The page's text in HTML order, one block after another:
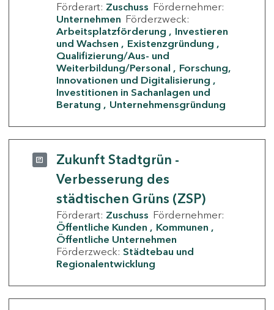
Förderart: Zuschuss Fördernehmer:
Unternehmen Förderzweck:
Arbeitsplatzförderung
Investieren
und Wachsen
Existenzgründung
Qualifizierung/Aus- und
Weiterbildung/Personal
Forschung,
Innovationen und Digitalisierung
Investitionen in Sachanlagen und
Beratung
Unternehmensgründung
Zukunft Stadtgrün -
Verbesserung des
städtischen Grüns (ZSP)
Förderart: Zuschuss Fördernehmer:
Öffentliche Kunden
Kommunen
Öffentliche Unternehmen
Förderzweck: Städtebau und
Regionalentwicklung